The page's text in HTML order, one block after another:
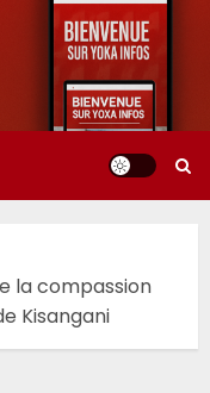
la compassion
Kisangani